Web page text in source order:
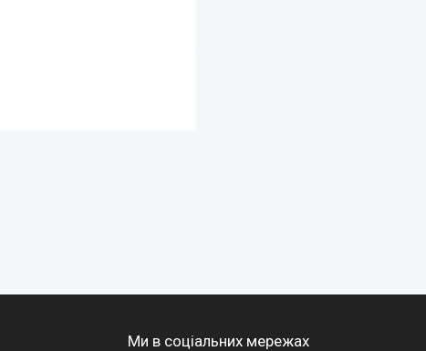
Ми в соціальних мережах